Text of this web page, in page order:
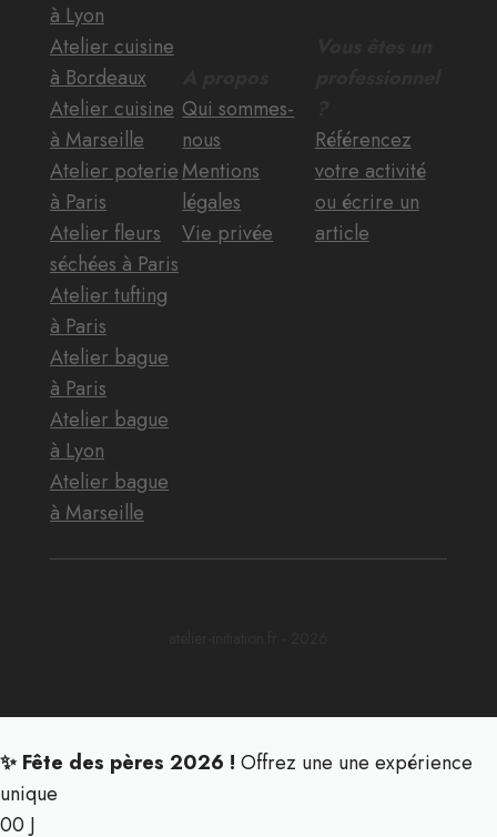
à Lyon
Atelier cuisine
à Bordeaux
Atelier cuisine
à Marseille
Atelier poterie
à Paris
Atelier fleurs
séchées à Paris
Atelier tufting
à Paris
Atelier bague
à Paris
Atelier bague
à Lyon
Atelier bague
à Marseille
Qui sommes-
nous
Mentions
légales
Vie privée
Référencez
votre activité
ou écrire un
article
✨ Fête des pères 2026 ! Offrez une une expérience
unique
00 J